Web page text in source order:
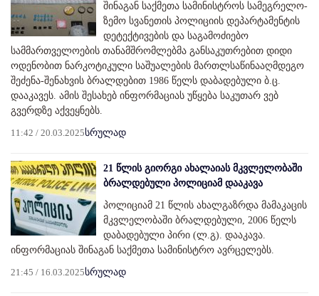
შინაგან საქმეთა სამინისტროს სამეგრელო-
ზემო სვანეთის პოლიციის დეპარტამენტის
დეტექტივების და საგამოძიებო
სამმართველოების თანამშრომლებმა განსაკუთრებით დიდი
ოდენობით ნარკოტიკული საშუალების მართლსაწინააღმდეგო
შეძენა-შენახვის ბრალდებით 1986 წელს დაბადებული ბ.ც.
დააკავეს. ამის შესახებ ინფორმაციას უწყება საკუთარ ვებ
გვერდზე აქვეყნებს.
11:42 / 20.03.2025სრულად
21 წლის გიორგი ახალაიას მკვლელობაში
ბრალდებული პოლიციამ დააკავა
პოლიციამ 21 წლის ახალგაზრდა მამაკაცის
მკვლელობაში ბრალდებული, 2006 წელს
დაბადებული პირი (ლ.გ). დააკავა.
ინფორმაციას შინაგან საქმეთა სამინისტრო ავრცელებს.
21:45 / 16.03.2025სრულად